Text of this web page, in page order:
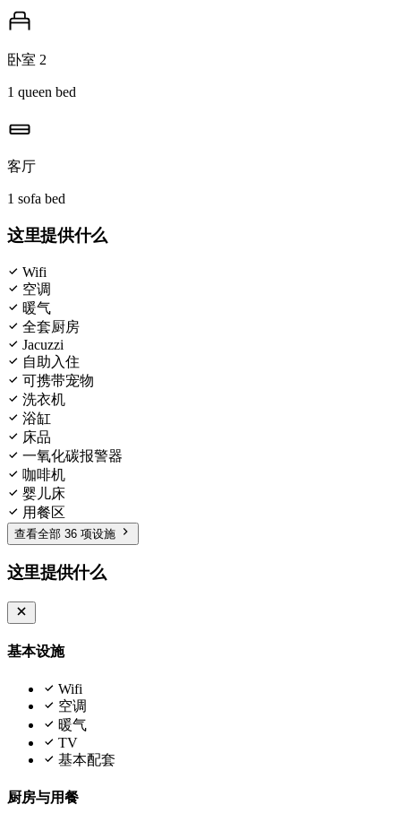
卧室 2
1 queen bed
客厅
1 sofa bed
这里提供什么
Wifi
空调
暖气
全套厨房
Jacuzzi
自助入住
可携带宠物
洗衣机
浴缸
床品
一氧化碳报警器
咖啡机
婴儿床
用餐区
查看全部 36 项设施
这里提供什么
基本设施
Wifi
空调
暖气
TV
基本配套
厨房与用餐